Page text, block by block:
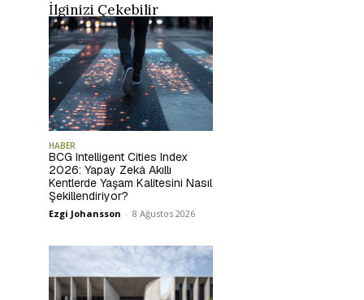
İlginizi Çekebilir
HABER
BCG Intelligent Cities Index
2026: Yapay Zekâ Akıllı
Kentlerde Yaşam Kalitesini Nasıl
Şekillendiriyor?
Ezgi Johansson - 8 Ağustos 2026